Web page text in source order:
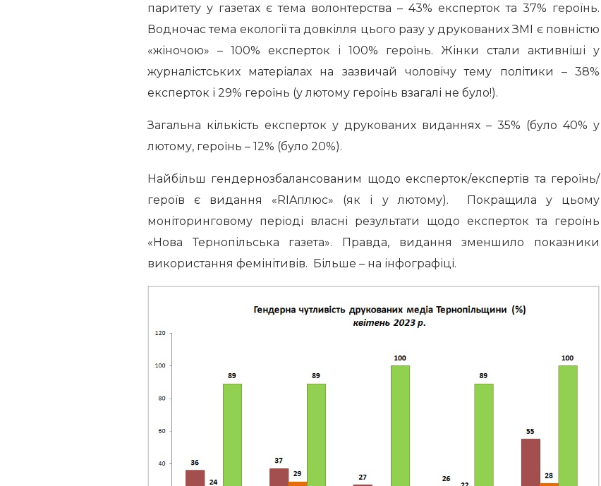
паритету у газетах є тема волонтерства – 43% експерток та 37% героїнь.
Водночас тема екології та довкілля цього разу у друкованих ЗМІ є повністю
«жіночою» – 100% експерток і 100% героїнь. Жінки стали активніші у
журналістських матеріалах на зазвичай чоловічу тему політики – 38%
експерток і 29% героїнь (у лютому героїнь взагалі не було!).
Загальна кількість експерток у друкованих виданнях – 35% (було 40% у
лютому, героїнь – 12% (було 20%).
Найбільш гендернозбалансованим щодо експерток/експертів та героїнь/
героїв є видання «RIAплюс» (як і у лютому). Покращила у цьому
моніторинговому періоді власні результати щодо експерток та героїнь
«Нова Тернопільська газета». Правда, видання зменшило показники
використання фемінітивів. Більше – на інфографіці.